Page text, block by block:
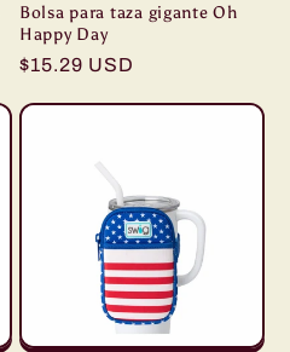
Bolsa para taza gigante Oh
Happy Day
Precio
$15.29 USD